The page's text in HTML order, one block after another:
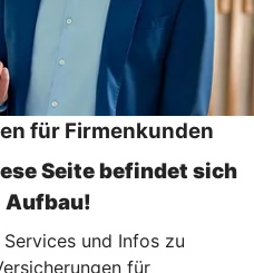
für Firmenkunden
Seite befindet sich
Aufbau!
und Infos zu
für